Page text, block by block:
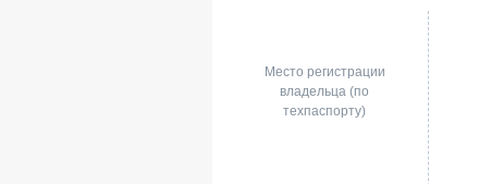
Место регистрации
владельца (по
техпаспорту)